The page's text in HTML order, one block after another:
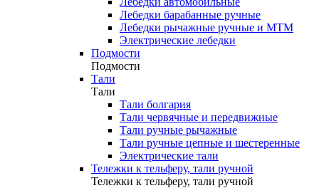
Лебедки барабанные ручные
Лебедки рычажные ручные и МТМ
Электрические лебедки
Подмости
Подмости
Тали
Тали
Тали болгария
Тали червячные и передвижные
Тали ручные рычажные
Тали ручные цепные и шестеренные
Электрические тали
Тележки к тельферу, тали ручной
Тележки к тельферу, тали ручной